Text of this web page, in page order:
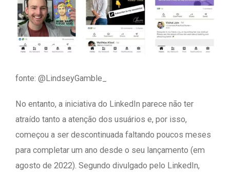
fonte: @LindseyGamble_
No entanto, a iniciativa do LinkedIn parece não ter
atraído tanto a atenção dos usuários e, por isso,
começou a ser descontinuada faltando poucos meses
para completar um ano desde o seu lançamento (em
agosto de 2022). Segundo divulgado pelo LinkedIn,